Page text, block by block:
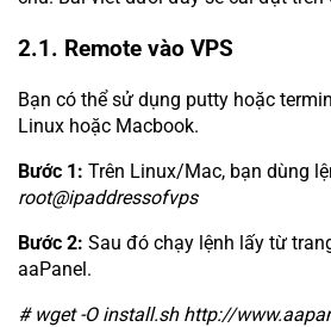
2.1. Remote vào VPS
Bạn có thể sử dụng putty hoặc
Linux hoặc Macbook.
Bước 1: Trên Linux/Mac, bạn dùng
root@ipaddressofvps
Bước 2: Sau đó chạy lệnh lấy từ
aaPanel.
# wget -O install.sh http://